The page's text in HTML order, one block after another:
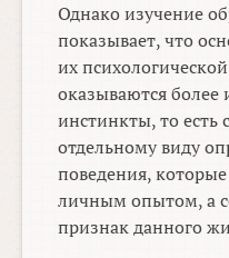
Однако изучение
показывает, что
их
оказываются
инстинкты, то есть
отдельному виду
поведения,
личным опытом, а
признак данного